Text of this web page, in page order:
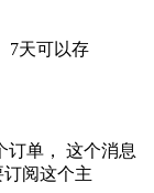
7天可以存
订单， 这个消息
阅这个主